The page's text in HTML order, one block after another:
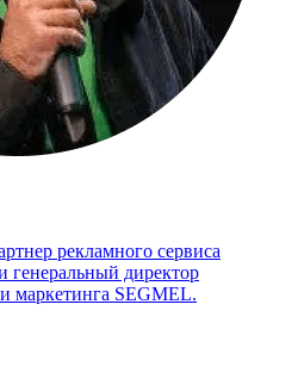
рекламного сервиса
директор
маркетинга SEGMEL.